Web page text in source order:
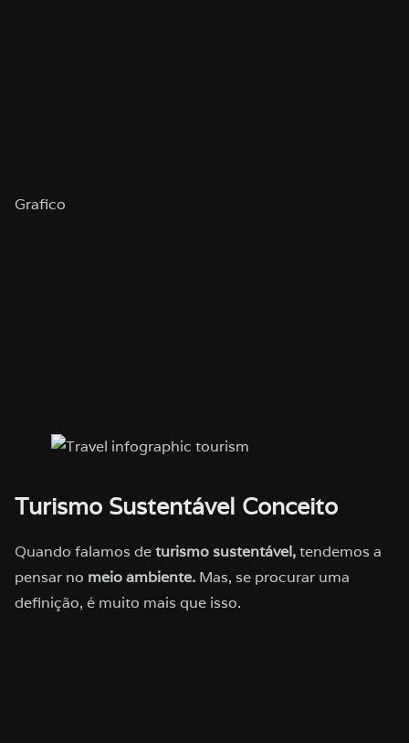
Grafico
Turismo Sustentável Conceito
Quando falamos deturismo sustentável,tendemos a
pensar no meio ambiente. Mas, se procurar uma
definição, é muito mais que isso.